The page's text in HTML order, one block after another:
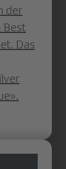
der
Best
Das